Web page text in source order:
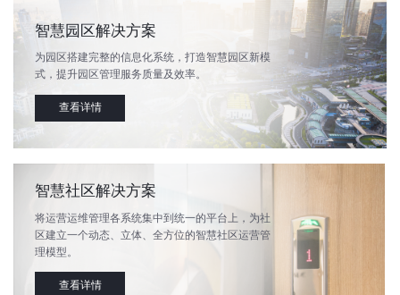
智慧园区解决方案
为园区搭建完整的信息化系统，打造智慧园区新模
式，提升园区管理服务质量及效率。
查看详情
智慧社区解决方案
将运营运维管理各系统集中到统一的平台上，为社
区建立一个动态、立体、全方位的智慧社区运营管
理模型。
查看详情